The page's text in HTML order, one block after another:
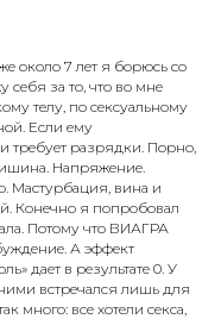
около 7 лет я борюсь со
себя за то, что во мне
телу, по сексуальному
Если ему
требует разрядки. Порно,
Напряжение.
Мастурбация, вина и
Конечно я попробовал
Потому что ВИАГРА
А эффект
дает в результате 0. У
встречался лишь для
много: все хотели секса,